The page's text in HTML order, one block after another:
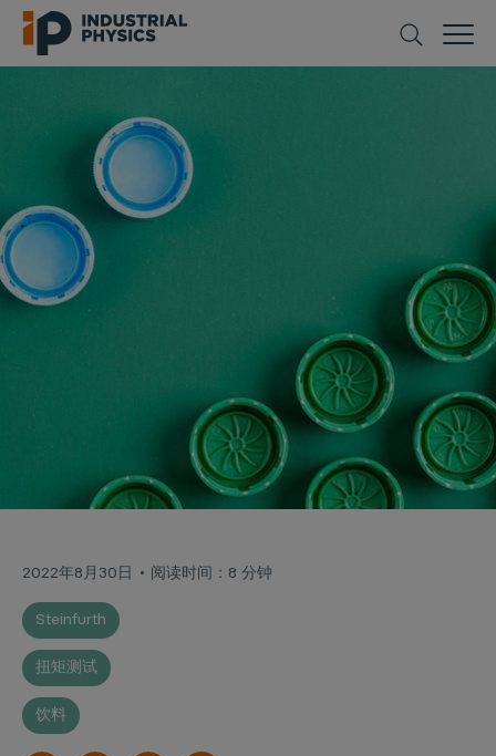
2022年8月30日 阅读时间：8 分钟
Steinfurth
扭矩测试
饮料